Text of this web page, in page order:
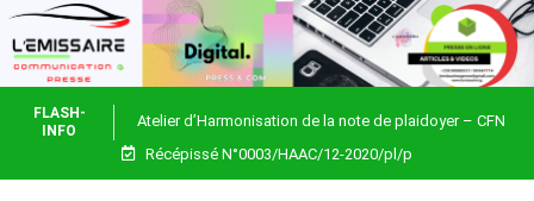
FLASH-
INFO
Atelier d’Harmonisation de la note de plaidoyer – CFN
Togo
Récépissé N°0003/HAAC/12-2020/pl/p